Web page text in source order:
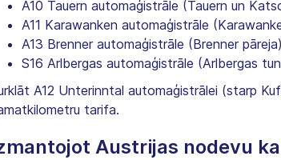
A10 Tauern automaģistrāle (Tauern un
A11 Karawanken automaģistrāle
A13 Brenner automaģistrāle (Brenner pāreja)
S16 Arlbergas automaģistrāle (Arlbergas
A12 Unterinntal automaģistrālei (starp
tarifa.
Austrijas nodevu